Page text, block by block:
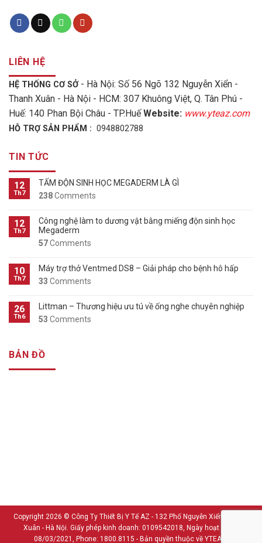
LIÊN HỆ
HỆ THỐNG CƠ SỞ - Hà Nội: Số 56 Ngõ 132 Nguyễn Xiển -
Thanh Xuân - Hà Nội - HCM: 307 Khuông Việt, Q. Tân Phú -
Huế: 140 Phan Bội Châu - TP.HuếWebsite: www.yteaz.com
HỖ TRỢ SẢN PHẨM : 0948802788
TIN TỨC
12
Th7
TẤM ĐỘN SINH HỌC MEGADERM LÀ GÌ
238Comments
12
Th7
Công nghệ làm to dương vật bằng miếng độn sinh học
Megaderm
57Comments
10
Th7
Máy trợ thở Ventmed DS8 – Giải pháp cho bệnh hô hấp
33 Comments
26
Th6
Littman – Thương hiệu ưu tú về ống nghe chuyên nghiệp
53 Comments
BẢN ĐỒ
Copyright 2026 © Công Ty Thiết Bị Y Tế AZ - 132 Phố Nguyễn Xiển - Thanh
Xuân - Hà Nội. Giấy phép kinh doanh: 0109542018, Ngày hoạt động:
08/03/2021, Phone: 1800.8115 - Bản quyền thuộc về YTEAZ.